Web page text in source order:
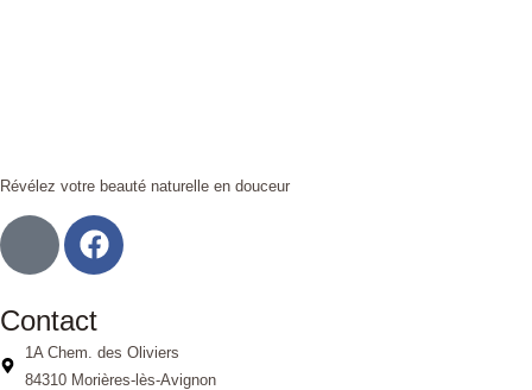
Révélez votre beauté naturelle en douceur
Contact
1A Chem. des Oliviers
84310 Morières-lès-Avignon